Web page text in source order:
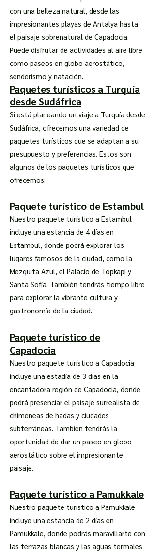
con una belleza natural, desde las
impresionantes playas de Antalya hasta
el paisaje sobrenatural de Capadocia.
Puede disfrutar de actividades al aire libre
como paseos en globo aerostático,
senderismo y natación.
Paquetes turísticos a Turquía
desde Sudáfrica
Si está planeando un viaje a Turquía desde
Sudáfrica, ofrecemos una variedad de
paquetes turísticos que se adaptan a su
presupuesto y preferencias. Estos son
algunos de los paquetes turísticos que
ofrecemos:
Paquete turístico de Estambul
Nuestro paquete turístico a Estambul
incluye una estancia de 4 días en
Estambul, donde podrá explorar los
lugares famosos de la ciudad, como la
Mezquita Azul, el Palacio de Topkapi y
Santa Sofía. También tendrás tiempo libre
para explorar la vibrante cultura y
gastronomía de la ciudad.
Paquete turístico de
Capadocia
Nuestro paquete turístico a Capadocia
incluye una estadía de 3 días en la
encantadora región de Capadocia, donde
podrá presenciar el paisaje surrealista de
chimeneas de hadas y ciudades
subterráneas. También tendrás la
oportunidad de dar un paseo en globo
aerostático sobre el impresionante
paisaje.
Paquete turístico a Pamukkale
Nuestro paquete turístico a Pamukkale
incluye una estancia de 2 días en
Pamukkale, donde podrás maravillarte con
las terrazas blancas y las aguas termales